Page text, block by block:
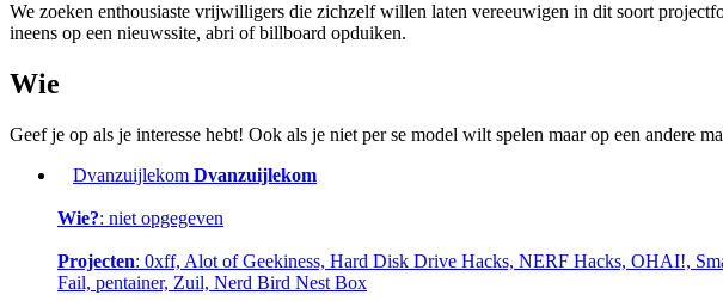
We zoeken enthousiaste vrijwilligers die zichzelf willen laten vereeuwigen in dit soort
ineens op een nieuwssite, abri of billboard opduiken.
Wie
Geef je op als je interesse hebt! Ook als je niet per se model wilt spelen maar op een andere
Dvanzuijlekom Dvanzuijlekom
Wie?: niet opgegeven
Projecten: 0xff, Alot of Geekiness, Hard Disk Drive Hacks, NERF Hacks, OHAI!,
Fail, pentainer, Zuil, Nerd Bird Nest Box